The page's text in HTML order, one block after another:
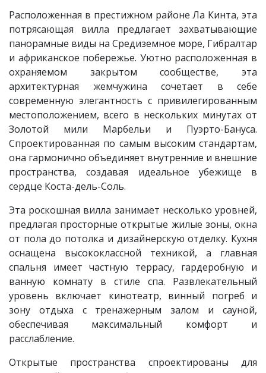
Расположенная в престижном районе Ла Кинта, эта
потрясающая вилла предлагает захватывающие
панорамные виды на Средиземное море, Гибралтар
и африканское побережье. Уютно расположенная в
охраняемом закрытом сообществе, эта
архитектурная жемчужина сочетает в себе
современную элегантность с привилегированным
местоположением, всего в нескольких минутах от
Золотой мили Марбельи и Пуэрто-Бануса.
Спроектированная по самым высоким стандартам,
она гармонично объединяет внутренние и внешние
пространства, создавая идеальное убежище в
сердце Коста-дель-Соль.
Эта роскошная вилла занимает несколько уровней,
предлагая просторные открытые жилые зоны, окна
от пола до потолка и дизайнерскую отделку. Кухня
оснащена высококлассной техникой, а главная
спальня имеет частную террасу, гардеробную и
ванную комнату в стиле спа. Развлекательный
уровень включает кинотеатр, винный погреб и
зону отдыха с тренажерным залом и сауной,
обеспечивая максимальный комфорт и
расслабление.
Открытые пространства спроектированы для